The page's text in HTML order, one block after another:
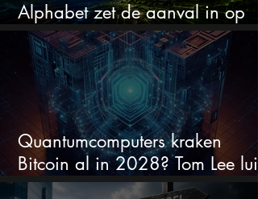
Alphabet zet de aanval in op
Nvidia met eigen AI-chips
Quantumcomputers kraken
Bitcoin al in 2028? Tom Lee
de alarmbel